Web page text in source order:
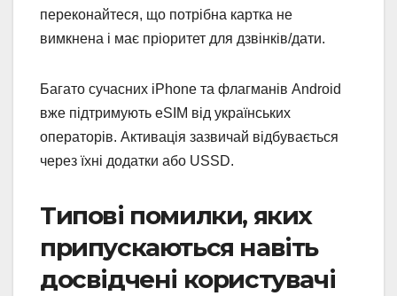
переконайтеся, що потрібна картка не
вимкнена і має пріоритет для дзвінків/дати.
Багато сучасних iPhone та флагманів Android
вже підтримують eSIM від українських
операторів. Активація зазвичай відбувається
через їхні додатки або USSD.
Типові помилки, яких
припускаються навіть
досвідчені користувачі